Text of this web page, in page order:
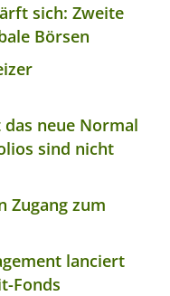
sich: Zweite
Börsen
neue Normal
sind nicht
Zugang zum
lanciert
Fonds